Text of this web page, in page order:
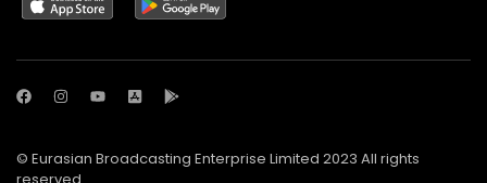
© Eurasian Broadcasting Enterprise Limited 2023 All rights
reserved